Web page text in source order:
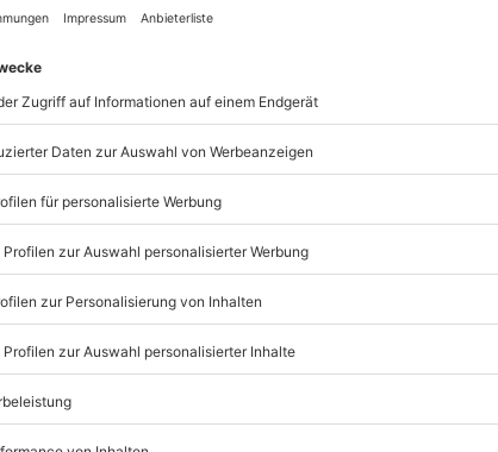
neben der Backform und etwas Butter zum Einfetten